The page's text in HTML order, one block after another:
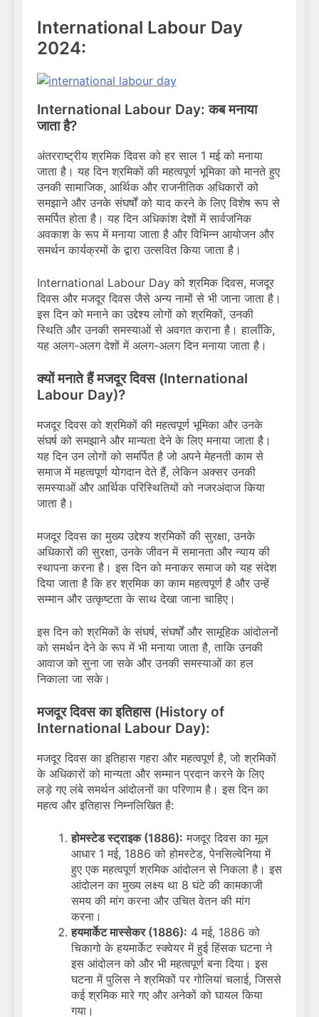
International Labour Day
2024:
International Labour Day: कब मनाया
जाता है?
अंतरराष्ट्रीय श्रमिक दिवस को हर साल 1 मई को मनाया
जाता है। यह दिन श्रमिकों की महत्वपूर्ण भूमिका को मानते हुए
उनकी सामाजिक, आर्थिक और राजनीतिक अधिकारों को
समझाने और उनके संघर्षों को याद करने के लिए विशेष रूप से
समर्पित होता है। यह दिन अधिकांश देशों में सार्वजनिक
अवकाश के रूप में मनाया जाता है और विभिन्न आयोजन और
समर्थन कार्यक्रमों के द्वारा उत्सवित किया जाता है।
International Labour Day को श्रमिक दिवस, मजदूर
दिवस और मजदूर दिवस जैसे अन्य नामों से भी जाना जाता है।
इस दिन को मनाने का उद्देश्य लोगों को श्रमिकों, उनकी
स्थिति और उनकी समस्याओं से अवगत कराना है। हालाँकि,
यह अलग-अलग देशों में अलग-अलग दिन मनाया जाता है।
क्यों मनाते हैं मजदूर दिवस (International
Labour Day)?
मजदूर दिवस को श्रमिकों की महत्वपूर्ण भूमिका और उनके
संघर्ष को समझाने और मान्यता देने के लिए मनाया जाता है।
यह दिन उन लोगों को समर्पित है जो अपने मेहनती काम से
समाज में महत्वपूर्ण योगदान देते हैं, लेकिन अक्सर उनकी
समस्याओं और आर्थिक परिस्थितियों को नजरअंदाज किया
जाता है।
मजदूर दिवस का मुख्य उद्देश्य श्रमिकों की सुरक्षा, उनके
अधिकारों की सुरक्षा, उनके जीवन में समानता और न्याय की
स्थापना करना है। इस दिन को मनाकर समाज को यह संदेश
दिया जाता है कि हर श्रमिक का काम महत्वपूर्ण है और उन्हें
सम्मान और उत्कृष्टता के साथ देखा जाना चाहिए।
इस दिन को श्रमिकों के संघर्ष, संघर्षों और सामूहिक आंदोलनों
को समर्थन देने के रूप में भी मनाया जाता है, ताकि उनकी
आवाज को सुना जा सके और उनकी समस्याओं का हल
निकाला जा सके।
मजदूर दिवस का इतिहास (History of
International Labour Day):
मजदूर दिवस का इतिहास गहरा और महत्वपूर्ण है, जो श्रमिकों
के अधिकारों को मान्यता और सम्मान प्रदान करने के लिए
लड़े गए लंबे समर्थन आंदोलनों का परिणाम है। इस दिन का
महत्व और इतिहास निम्नलिखित है:
होमस्टेड स्ट्राइक (1886): मजदूर दिवस का मूल
आधार 1 मई, 1886 को होमस्टेड, पेनसिल्वेनिया में
हुए एक महत्वपूर्ण श्रमिक आंदोलन से निकला है। इस
आंदोलन का मुख्य लक्ष्य था 8 घंटे की कामकाजी
समय की मांग करना और उचित वेतन की मांग
करना।
हयमार्केट मास्सेकर (1886): 4 मई, 1886 को
चिकागो के हयमार्केट स्क्वेयर में हुई हिंसक घटना ने
इस आंदोलन को और भी महत्वपूर्ण बना दिया। इस
घटना में पुलिस ने श्रमिकों पर गोलियां चलाई, जिससे
कई श्रमिक मारे गए और अनेकों को घायल किया
गया।